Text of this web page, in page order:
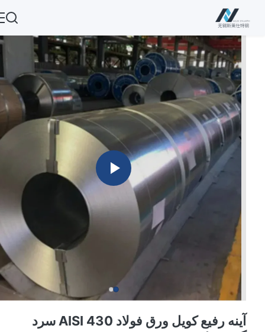
آینه رفیع کویل ورق فولاد AISI 430 سرد